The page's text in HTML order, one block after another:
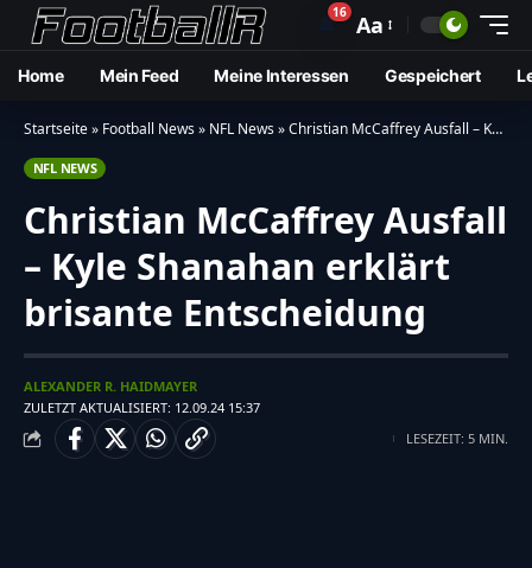
🔔16 Aa
Home Mein Feed Meine Interessen Gespeichert
Startseite» Football News» NFL News»Christian McCaffrey Ausfall – Kyle Shanahan erklärt brisante Entscheidung
NFL NEWS
Christian McCaffrey Ausfall
– Kyle Shanahan erklärt
brisante Entscheidung
ZULETZT AKTUALISIERT: 12.09.24 15:37
ALEXANDER R. HAIDMAYER
LESEZEIT: 5 MIN.